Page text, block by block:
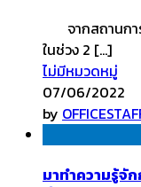
จากสถานกา
ในช่วง 2 […]
ไม่มีหมวดหมู่
07/06/2022
by
มาทำความรู้จั